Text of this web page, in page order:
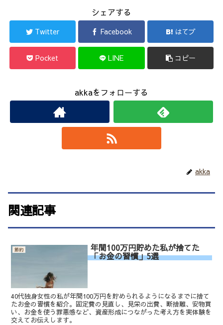
シェアする
Twitter Facebook はてブ
Pocket LINE コピー
akkaをフォローする
akka
関連記事
節約 年間100万円貯めた私が捨てた
「お金の習慣」5選
40代独身女性の私が年間100万円を貯められるようになるまでに捨て
たお金の習慣を紹介。固定費の見直し、見栄の出費、断捨離、安物買
い、お金を使う罪悪感など、資産形成につながった考え方を実体験を
交えてお伝えします。